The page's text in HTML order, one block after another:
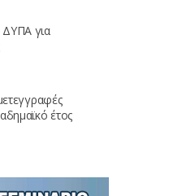
για
έτος